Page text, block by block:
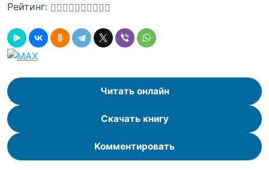
Рейтинг:
Читать онлайн
Скачать книгу
Комментировать